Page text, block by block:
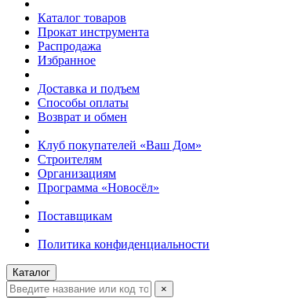
Каталог товаров
Прокат инструмента
Распродажа
Избранное
Доставка и подъем
Способы оплаты
Возврат и обмен
Клуб покупателей «Ваш Дом»
Строителям
Организациям
Программа «Новосёл»
Поставщикам
Политика конфиденциальности
Каталог
×